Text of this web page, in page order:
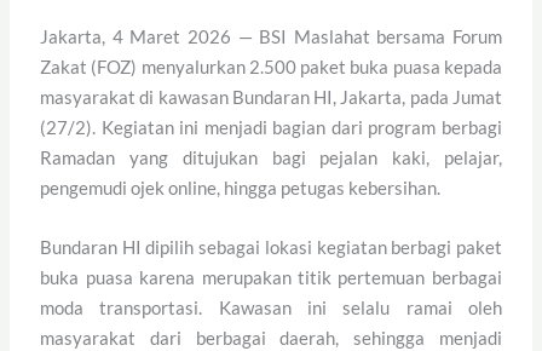
Jakarta, 4 Maret 2026 — BSI Maslahat bersama Forum
Zakat (FOZ) menyalurkan 2.500 paket buka puasa kepada
masyarakat di kawasan Bundaran HI, Jakarta, pada Jumat
(27/2). Kegiatan ini menjadi bagian dari program berbagi
Ramadan yang ditujukan bagi pejalan kaki, pelajar,
pengemudi ojek online, hingga petugas kebersihan.
Bundaran HI dipilih sebagai lokasi kegiatan berbagi paket
buka puasa karena merupakan titik pertemuan berbagai
moda transportasi. Kawasan ini selalu ramai oleh
masyarakat dari berbagai daerah, sehingga menjadi